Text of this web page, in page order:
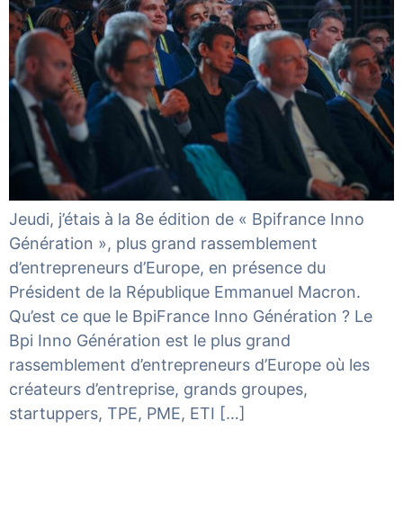
Jeudi, j’étais à la 8e édition de « Bpifrance Inno
Génération », plus grand rassemblement
d’entrepreneurs d’Europe, en présence du
Président de la République Emmanuel Macron.
Qu’est ce que le BpiFrance Inno Génération ? Le
Bpi Inno Génération est le plus grand
rassemblement d’entrepreneurs d’Europe où les
créateurs d’entreprise, grands groupes,
startuppers, TPE, PME, ETI […]